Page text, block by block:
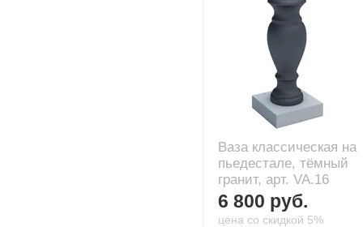
Ваза классическая на
пьедестале, тёмный
гранит, арт. VA.16
6 800 руб.
цена со скидкой 5%